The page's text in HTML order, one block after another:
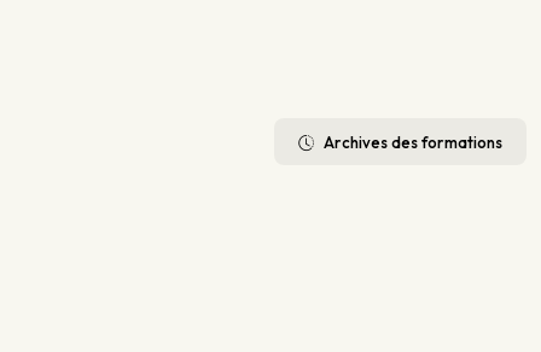
Archives des formations